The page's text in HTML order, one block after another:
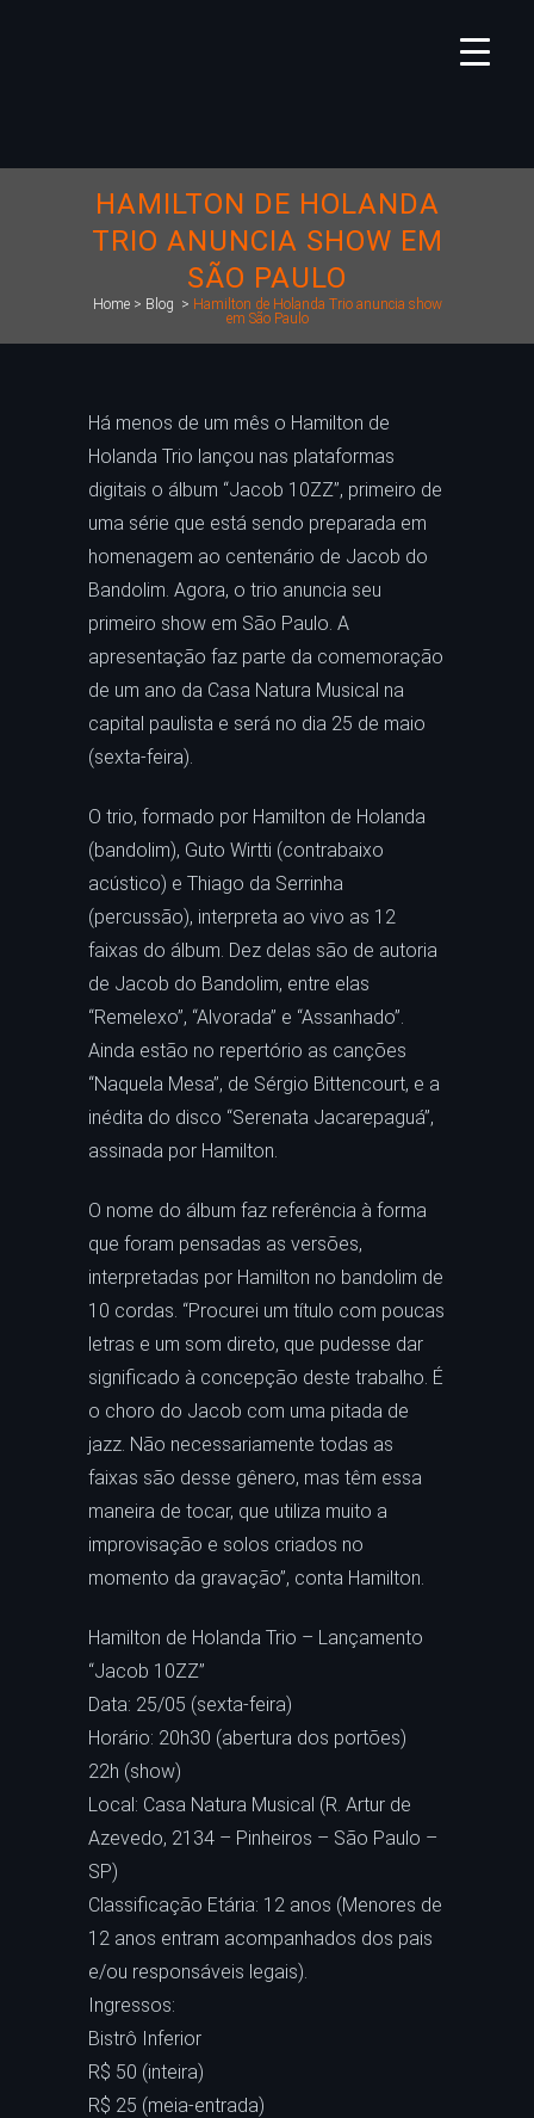
HAMILTON DE HOLANDA
TRIO ANUNCIA SHOW EM
SÃO PAULO
Home> Blog > Hamilton de Holanda Trio anuncia show
em São Paulo
Há menos de um mês o Hamilton de
Holanda Trio lançou nas plataformas
digitais o álbum “Jacob 10ZZ”, primeiro de
uma série que está sendo preparada em
homenagem ao centenário de Jacob do
Bandolim. Agora, o trio anuncia seu
primeiro show em São Paulo. A
apresentação faz parte da comemoração
de um ano da Casa Natura Musical na
capital paulista e será no dia 25 de maio
(sexta-feira).
O trio, formado por Hamilton de Holanda
(bandolim), Guto Wirtti (contrabaixo
acústico) e Thiago da Serrinha
(percussão), interpreta ao vivo as 12
faixas do álbum. Dez delas são de autoria
de Jacob do Bandolim, entre elas
“Remelexo”, “Alvorada” e “Assanhado”.
Ainda estão no repertório as canções
“Naquela Mesa”, de Sérgio Bittencourt, e a
inédita do disco “Serenata Jacarepaguá”,
assinada por Hamilton.
O nome do álbum faz referência à forma
que foram pensadas as versões,
interpretadas por Hamilton no bandolim de
10 cordas. “Procurei um título com poucas
letras e um som direto, que pudesse dar
significado à concepção deste trabalho. É
o choro do Jacob com uma pitada de
jazz. Não necessariamente todas as
faixas são desse gênero, mas têm essa
maneira de tocar, que utiliza muito a
improvisação e solos criados no
momento da gravação”, conta Hamilton.
Hamilton de Holanda Trio – Lançamento
“Jacob 10ZZ”
Data: 25/05 (sexta-feira)
Horário: 20h30 (abertura dos portões)
22h (show)
Local: Casa Natura Musical (R. Artur de
Azevedo, 2134 – Pinheiros – São Paulo –
SP)
Classificação Etária: 12 anos (Menores de
12 anos entram acompanhados dos pais
e/ou responsáveis legais).
Ingressos:
Bistrô Inferior
R$ 50 (inteira)
R$ 25 (meia-entrada)